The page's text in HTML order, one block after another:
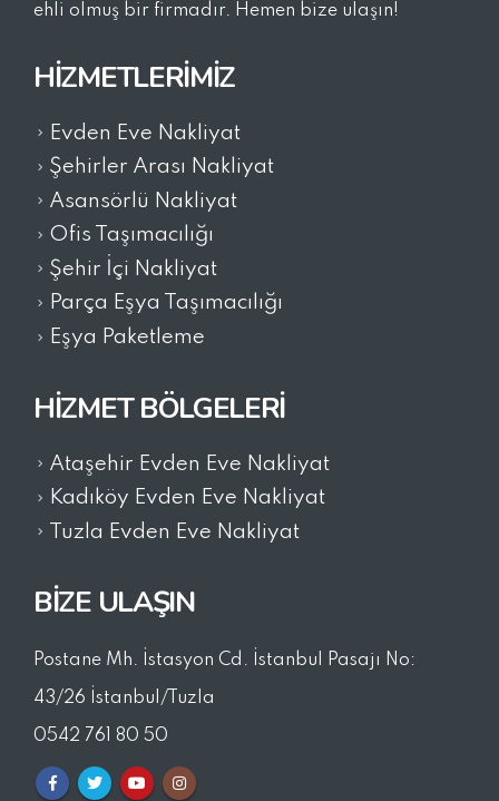
ehli olmuş bir firmadır. Hemen bize ulaşın!
HIZMETLERIMIZ
Evden Eve Nakliyat
Şehirler Arası Nakliyat
Asansörlü Nakliyat
Ofis Taşımacılığı
Şehir İçi Nakliyat
Parça Eşya Taşımacılığı
Eşya Paketleme
HIZMET BÖLGELERI
Ataşehir Evden Eve Nakliyat
Kadıköy Evden Eve Nakliyat
Tuzla Evden Eve Nakliyat
BİZE ULAŞIN
Postane Mh. İstasyon Cd. İstanbul Pasajı No:
43/26 İstanbul/Tuzla
0542 761 80 50